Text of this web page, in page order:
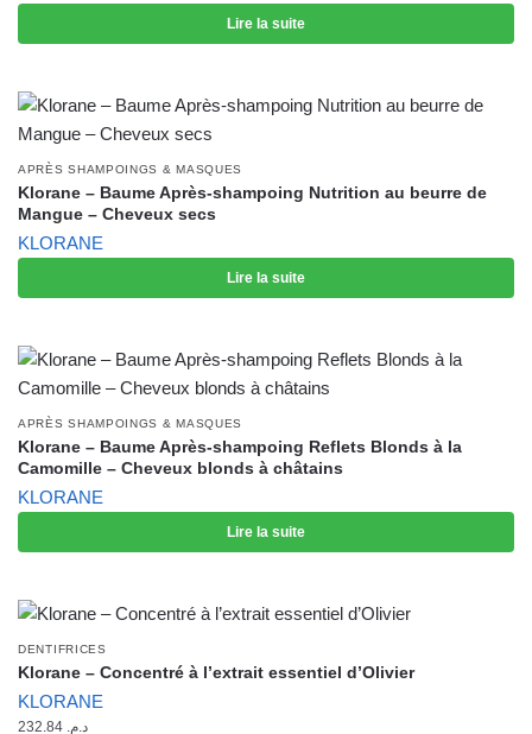
Lire la suite
APRÈS SHAMPOINGS & MASQUES
Klorane – Baume Après-shampoing Nutrition au beurre de
Mangue – Cheveux secs
KLORANE
Lire la suite
APRÈS SHAMPOINGS & MASQUES
Klorane – Baume Après-shampoing Reflets Blonds à la
Camomille – Cheveux blonds à châtains
KLORANE
Lire la suite
DENTIFRICES
Klorane – Concentré à l’extrait essentiel d’Olivier
KLORANE
د.م.